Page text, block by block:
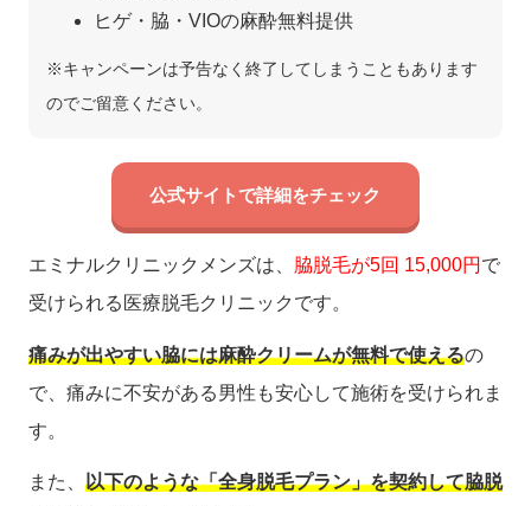
ヒゲ・脇・VIOの麻酔無料提供
※キャンペーンは予告なく終了してしまうこともあります
のでご留意ください。
公式サイトで詳細をチェック
エミナルクリニックメンズは、 脇脱毛が5回 15,000円 で
受けられる医療脱毛クリニックです。
痛みが出やすい脇には麻酔クリームが無料で使えるの
で、痛みに不安がある男性も安心して施術を受けられま
す。
また、 以下のような「全身脱毛プラン」を契約して脇脱